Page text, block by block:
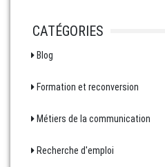
CATÉGORIES
Blog
Formation et reconversion
Métiers de la communication
Recherche d'emploi